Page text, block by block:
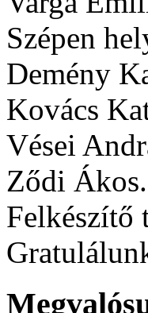
Szépen
Demény
Kovács
Vései
Ződi Ákos.
Felkészítő